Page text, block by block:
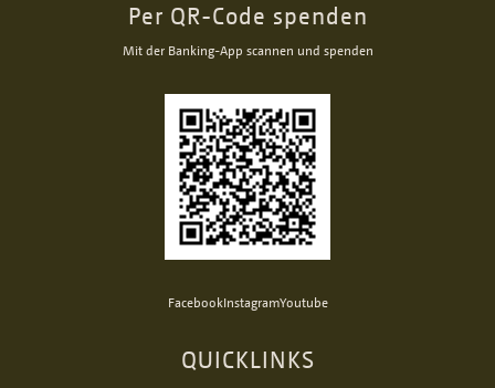
Per QR-Code spenden
Mit der Banking-App scannen und spenden
FacebookInstagramYoutube
QUICKLINKS